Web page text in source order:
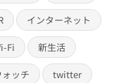
インターネット
Fi 新生活
ッチ twitter